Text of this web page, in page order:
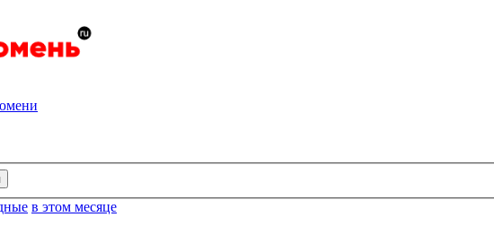
в этом месяце